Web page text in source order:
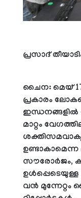
പ്രസാദ്
ചൈന: മെയ് 17
പ്രകാരം
ഇന്ധനങ്ങളില്‍
മാറ്റം
ഉണ്ടാകാമെന്ന
സൗരോര്‍ജം,
വന്‍